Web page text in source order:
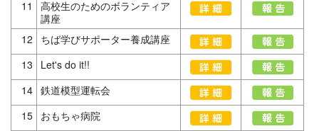
11
高校生のためのボランティア
講座
12
ちば学びサポーター養成講座
13
Let's do it!!
14 鉄道模型運転会
15 おもちゃ病院